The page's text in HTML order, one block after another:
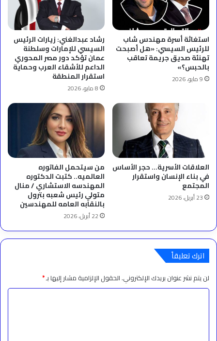
استغاثة أسرة مهندس شاب
للرئيس السيسي: «هل أصبحت
تهنئة صديق جريمة تعاقب
بالحبس؟»
9 مايو، 2026
رشاد عبدالغني: زيارات الرئيس
السيسي للإمارات وسلطنة
عمان تؤكد دور مصر المحوري
الداعم للأشقاء العرب وحماية
استقرار المنطقة
8 مايو، 2026
العلاقات الأسرية… حجر الأساس
في بناء الإنسان واستقرار
المجتمع
23 أبريل، 2026
من سيتحمل الفاتوره
العالميه.. كتبت الدكتوره
المهندسه الاستشاري / منال
متولي رئيس شعبه بترول
بالنقابه العامه للمهندسين
22 أبريل، 2026
اترك تعليقاً
لن يتم نشر عنوان بريدك الإلكتروني.الحقول الإلزامية مشار إليها بـ*